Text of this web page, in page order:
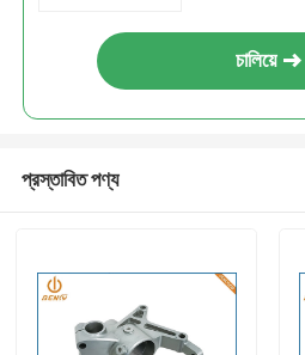
চালিয়ে
প্রস্তাবিত পণ্য